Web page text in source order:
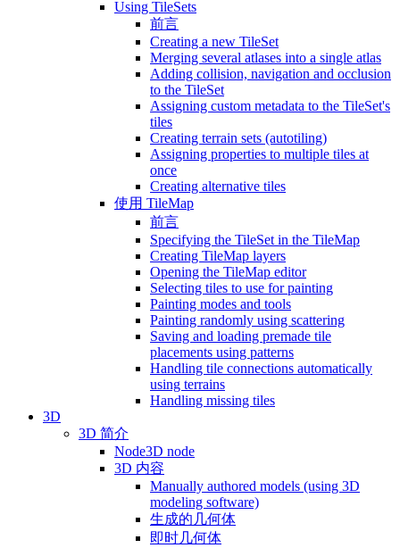
Using TileSets
前言
Creating a new TileSet
Merging several atlases into a single atlas
Adding collision, navigation and occlusion
to the TileSet
Assigning custom metadata to the TileSet's
tiles
Creating terrain sets (autotiling)
Assigning properties to multiple tiles at
once
Creating alternative tiles
使用 TileMap
前言
Specifying the TileSet in the TileMap
Creating TileMap layers
Opening the TileMap editor
Selecting tiles to use for painting
Painting modes and tools
Painting randomly using scattering
Saving and loading premade tile
placements using patterns
Handling tile connections automatically
using terrains
Handling missing tiles
3D
3D 简介
Node3D node
3D 内容
Manually authored models (using 3D
modeling software)
生成的几何体
即时几何体